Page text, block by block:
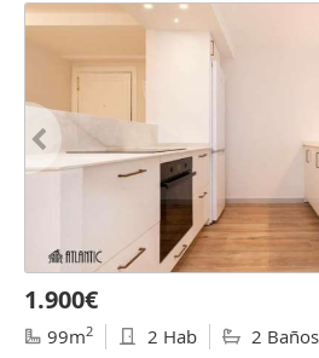
1.900€
99m2 2 Hab 2 Baños